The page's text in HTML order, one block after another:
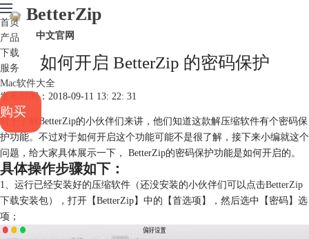
BetterZip
中文官网
首页
产品
下载
服务
Mac软件大全
购买
如何开启 BetterZip 的密码保护
发布时间：2018-09-11 13: 22: 31
对于了解BetterZip的小伙伴们来讲，他们知道这款解压缩软件有个密码保
护功能。不过对于如何开启这个功能可能不是很了解，接下来小编就这个
问题，给大家具体展示一下， BetterZip的密码保护功能是如何开启的。
具体操作步骤如下：
1、运行已经安装好的压缩软件（还没安装的小伙伴们可以点击BetterZip
下载安装包），打开【BetterZip】中的【首选项】，然后选中【密码】选
项；